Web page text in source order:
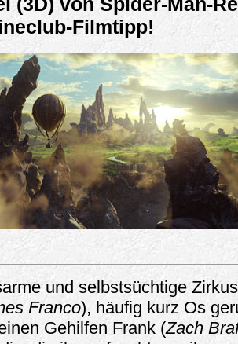
Filmtipp!
und selbstsüchtige
Franco), häufig kurz Os
Gehilfen Frank (Zach